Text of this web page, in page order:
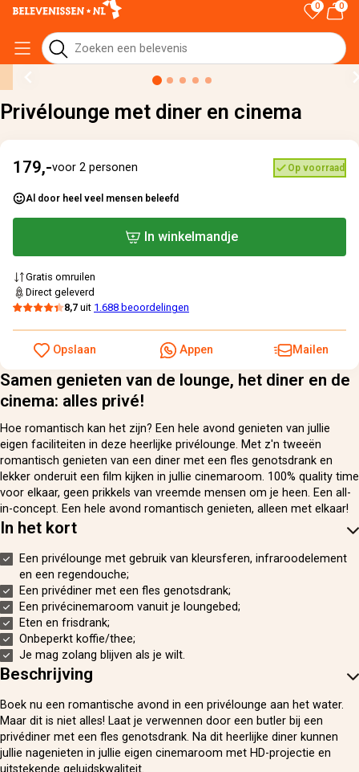
0 0
› Privélounge met diner en cinema
Privélounge met diner en cinema
Samen genieten van de lounge, het diner en de
cinema: alles privé!
Hoe romantisch kan het zijn? Een hele avond genieten van jullie
eigen faciliteiten in deze heerlijke privélounge. Met z'n tweeën
romantisch genieten van een diner met een fles genotsdrank en
lekker onderuit een film kijken in jullie cinemaroom. 100% quality time
voor elkaar, geen prikkels van vreemde mensen om je heen. Een all-
in-concept. Een hele avond romantisch genieten, alleen met elkaar!
In het kort
Een privélounge met gebruik van kleursferen, infraroodelement
en een regendouche;
Een privédiner met een fles genotsdrank;
Een privécinemaroom vanuit je loungebed;
Eten en frisdrank;
Onbeperkt koffie/thee;
Je mag zolang blijven als je wilt.
Beschrijving
Boek nu een romantische avond in een privélounge aan het water.
Maar dit is niet alles! Laat je verwennen door een butler bij een
privédiner met een fles genotsdrank. Na dit heerlijke diner kunnen
jullie nagenieten in jullie eigen cinemaroom met HD-projectie en
179,-voor 2 personen Op voorraad
Al door heel veel mensen beleefd
In winkelmandje
Gratis omruilen
Direct geleverd
8,7 uit 1.688 beoordelingen
Opslaan Appen Mailen